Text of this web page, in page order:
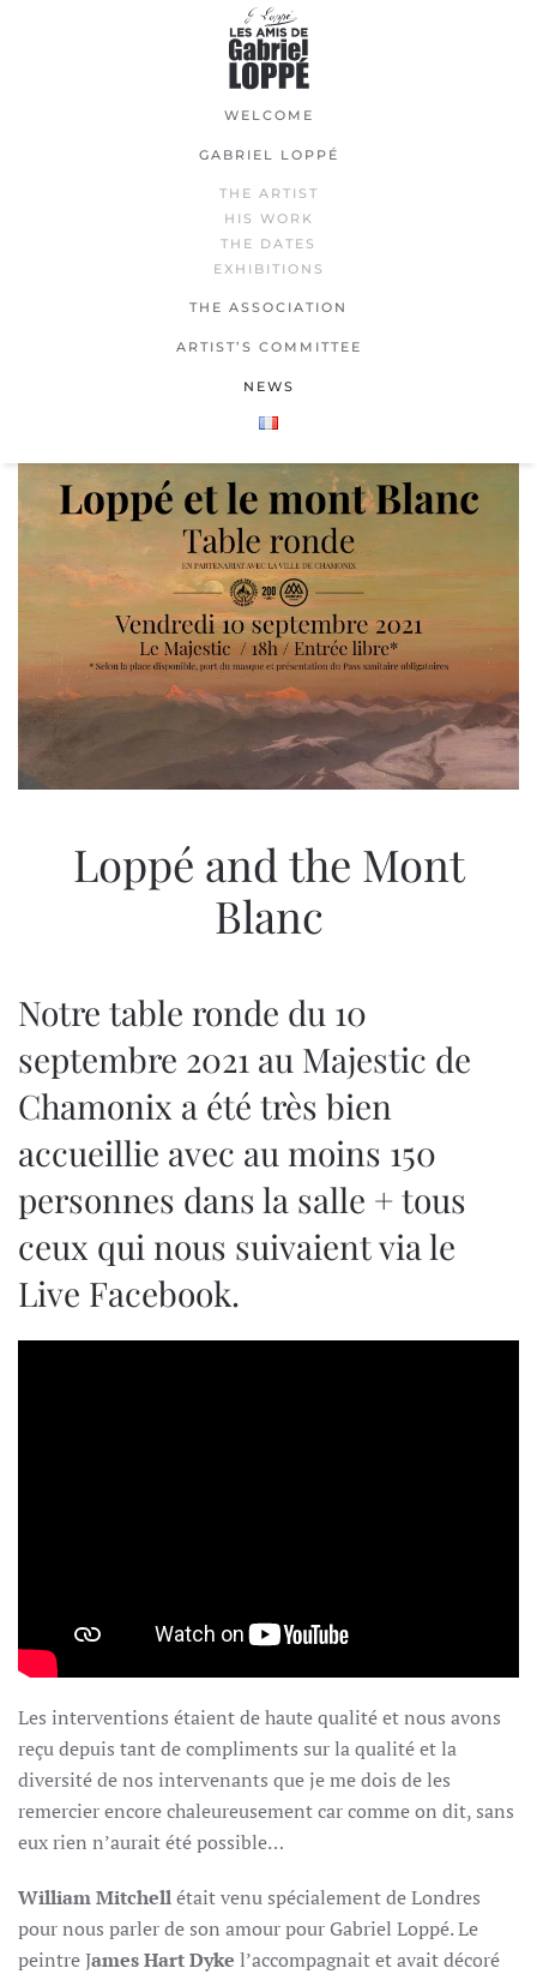
WELCOME
GABRIEL LOPPÉ
THE ARTIST
HIS WORK
THE DATES
EXHIBITIONS
THE ASSOCIATION
ARTIST’S COMMITTEE
NEWS
Loppé and the Mont
Blanc
Notre table ronde du 10
septembre 2021 au Majestic de
Chamonix a été très bien
accueillie avec au moins 150
personnes dans la salle + tous
ceux qui nous suivaient via le
Live Facebook.
Les interventions étaient de haute qualité et nous avons
reçu depuis tant de compliments sur la qualité et la
diversité de nos intervenants que je me dois de les
remercier encore chaleureusement car comme on dit, sans
eux rien n’aurait été possible…
William Mitchellétait venu spécialement de Londres
pour nous parler de son amour pour Gabriel Loppé. Le
peintre James Hart Dyke l’accompagnait et avait décoré